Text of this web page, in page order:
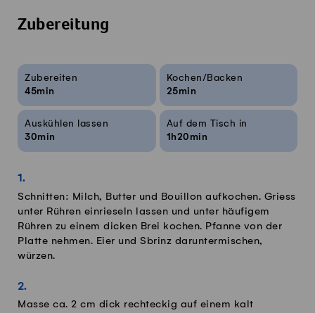
Zubereitung
Rezeptinfos
Zubereiten
45min
Kochen/Backen
25min
Auskühlen lassen
30min
Auf dem Tisch in
1h20min
Schnitten: Milch, Butter und Bouillon aufkochen. Griess
unter Rühren einrieseln lassen und unter häufigem
Rühren zu einem dicken Brei kochen. Pfanne von der
Platte nehmen. Eier und Sbrinz daruntermischen,
würzen.
Masse ca. 2 cm dick rechteckig auf einem kalt